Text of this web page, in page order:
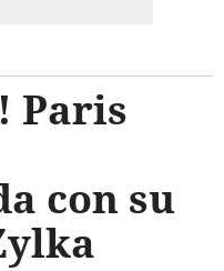
Paris
con su